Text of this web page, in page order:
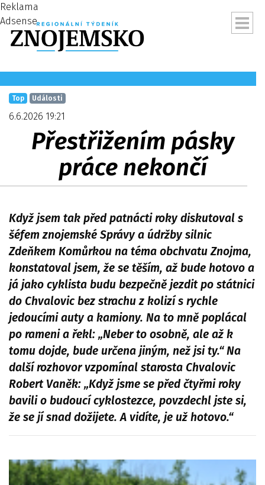
Reklama
Adsense
Top Události
6.6.2026 19:21
Přestřižením pásky
práce nekončí
Když jsem tak před patnácti roky diskutoval s
šéfem znojemské Správy a údržby silnic
Zdeňkem Komůrkou na téma obchvatu Znojma,
konstatoval jsem, že se těším, až bude hotovo a
já jako cyklista budu bezpečně jezdit po státnici
do Chvalovic bez strachu z kolizí s rychle
jedoucími auty a kamiony. Na to mně poplácal
po rameni a řekl: „Neber to osobně, ale až k
tomu dojde, bude určena jiným, než jsi ty.“ Na
další rozhovor vzpomínal starosta Chvalovic
Robert Vaněk: „Když jsme se před čtyřmi roky
bavili o budoucí cyklostezce, povzdechl jste si,
že se jí snad dožijete. A vidíte, je už hotovo.“